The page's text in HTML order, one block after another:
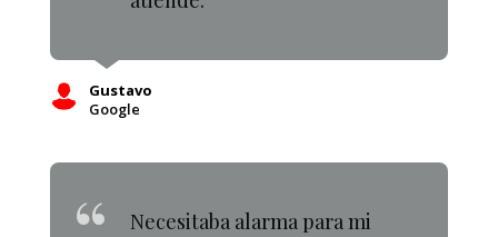
Gustavo
Google
Necesitaba alarma para mi